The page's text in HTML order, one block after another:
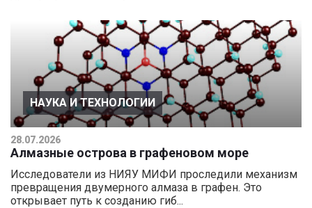
НАУКА И ТЕХНОЛОГИИ
28.07.2026
Алмазные острова в графеновом море
Исследователи из НИЯУ МИФИ проследили механизм
превращения двумерного алмаза в графен. Это
открывает путь к созданию гиб...